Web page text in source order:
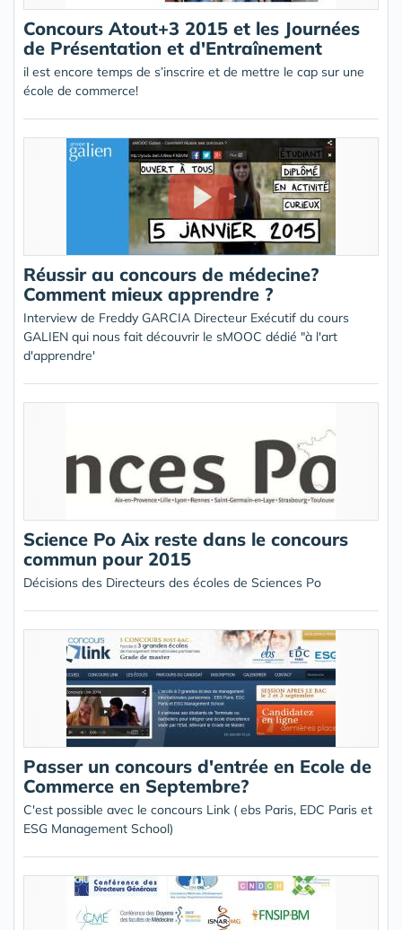
Concours Atout+3 2015 et les Journées
de Présentation et d'Entraînement
il est encore temps de s’inscrire et de mettre le cap sur une
école de commerce!
Réussir au concours de médecine?
Comment mieux apprendre ?
Interview de Freddy GARCIA Directeur Exécutif du cours
GALIEN qui nous fait découvrir le sMOOC dédié "à l'art
d'apprendre'
Science Po Aix reste dans le concours
commun pour 2015
Décisions des Directeurs des écoles de Sciences Po
Passer un concours d'entrée en Ecole de
Commerce en Septembre?
C'est possible avec le concours Link ( ebs Paris, EDC Paris et
ESG Management School)